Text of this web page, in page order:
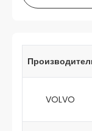
VOLVO